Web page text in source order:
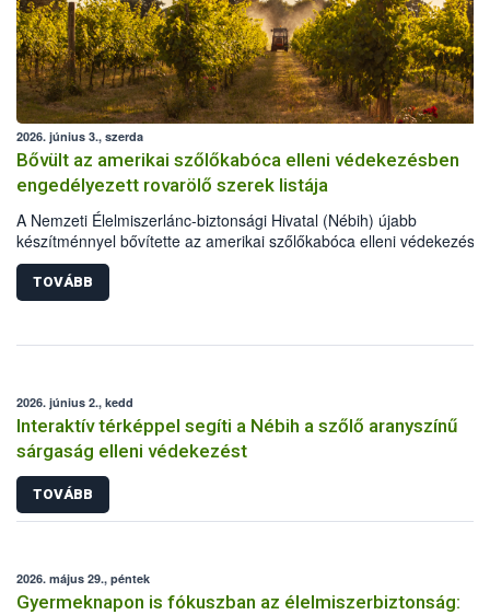
2026. június 3., szerda
Bővült az amerikai szőlőkabóca elleni védekezésben
engedélyezett rovarölő szerek listája
A Nemzeti Élelmiszerlánc-biztonsági Hivatal (Nébih) újabb
készítménnyel bővítette az amerikai szőlőkabóca elleni védekezésre
engedélyezett rovarölő szerek körét: immár 55 készítménnyel lehet
védekezni a szőlő aranyszínű sárgasága betegséget terjesztő
ellen. A frissen engedélyt kapott szer, gazdaságokban és
TOVÁBB
2026. június 2., kedd
Interaktív térképpel segíti a Nébih a szőlő aranyszínű
sárgaság elleni védekezést
TOVÁBB
2026. május 29., péntek
Gyermeknapon is fókuszban az élelmiszerbiztonság: